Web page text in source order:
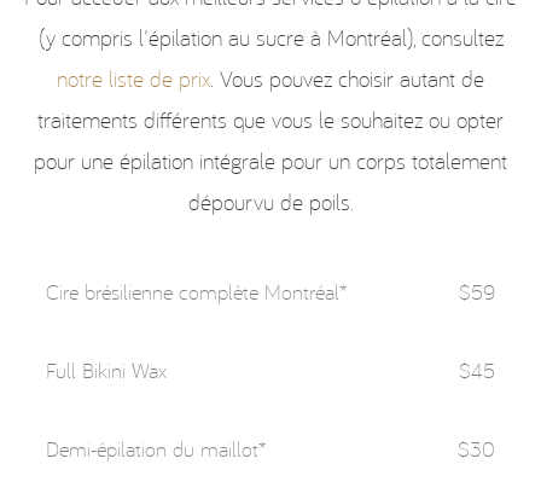
(y compris l'épilation au sucre à Montréal), consultez
notre liste de prix. Vous pouvez choisir autant de
traitements différents que vous le souhaitez ou opter
pour une épilation intégrale pour un corps totalement
dépourvu de poils.
Cire brésilienne complète Montréal*
Full Bikini Wax
Demi-épilation du maillot*
$59
$45
$30